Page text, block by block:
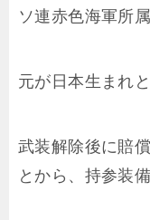
ソ連赤色海軍所属
元が日本生まれ
武装解除後に賠
とから、持参装